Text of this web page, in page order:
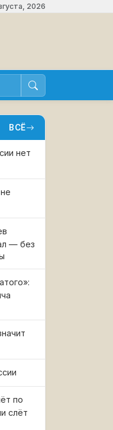
2026
ВСЁ
нет
— без
по
слёт